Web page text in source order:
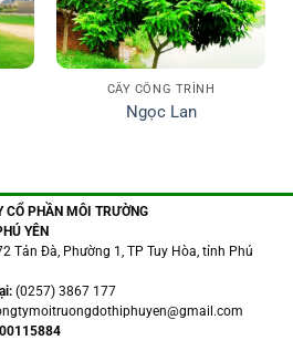
CÂY CÔNG TRÌNH
Ngọc Lan
CỔ PHẦN MÔI TRƯỜNG
YÊN
Tản Đà, Phường 1, TP Tuy Hòa, tỉnh Phú
(0257) 3867 177